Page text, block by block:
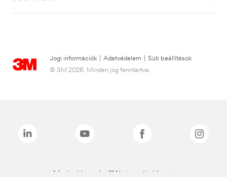
Jogi információk Adatvédelem
Süti beállítások
© 3M 2026. Minden jog fenntartva.
A fenti márkanevek a 3M bejegyzett védjegyei.